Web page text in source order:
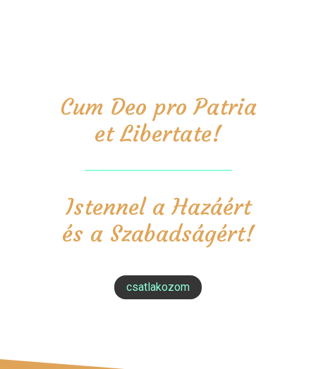
Cum Deo pro Patria
et Libertate!
Istennel a Hazáért
és a Szabadságért!
csatlakozom